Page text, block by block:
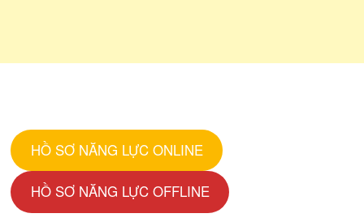
HỒ SƠ NĂNG LỰC ONLINE
HỒ SƠ NĂNG LỰC OFFLINE